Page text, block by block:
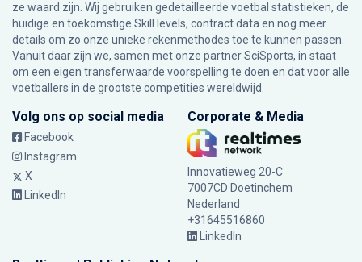
ze waard zijn. Wij gebruiken gedetailleerde voetbal statistieken, de
huidige en toekomstige Skill levels, contract data en nog meer
details om zo onze unieke rekenmethodes toe te kunnen passen.
Vanuit daar zijn we, samen met onze partner SciSports, in staat
om een eigen transferwaarde voorspelling te doen en dat voor alle
voetballers in de grootste competities wereldwijd.
Volg ons op social media
Facebook
Instagram
X
LinkedIn
Corporate & Media
Innovatieweg 20-C
7007CD Doetinchem
Nederland
+31645516860
LinkedIn